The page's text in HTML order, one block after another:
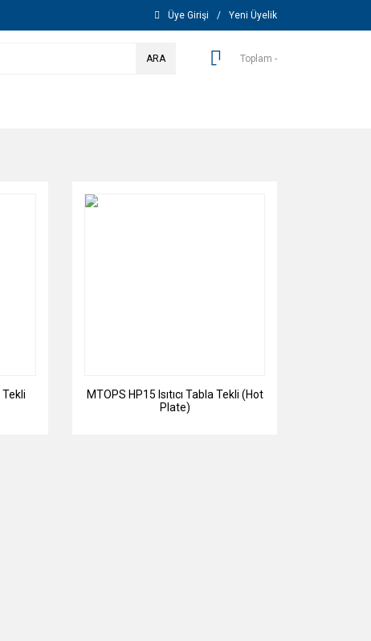
Üye Girişi / Yeni Üyelik
ARA Toplam -
Tekli
MTOPS HP15 Isıtıcı Tabla Tekli (Hot
Plate)